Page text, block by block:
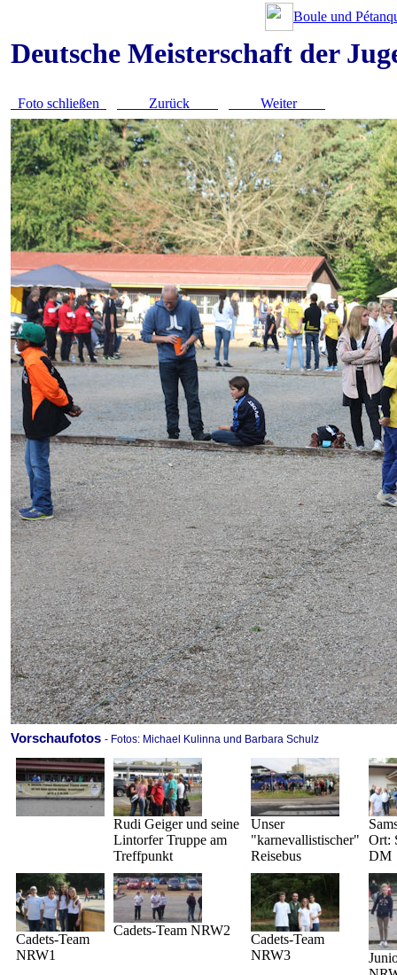
Boule und
Deutsche Meisterschaft der
Foto schließen Zurück Weiter
Vorschaufotos - Fotos: Michael Kulinna und Barbara Schulz
Rudi Geiger und seine
Lintorfer Truppe am
Treffpunkt
Unser
"karnevallistischer"
Reisebus
Ort:
DM
Cadets-Team
NRW1
Cadets-Team NRW2
Cadets-Team
NRW3